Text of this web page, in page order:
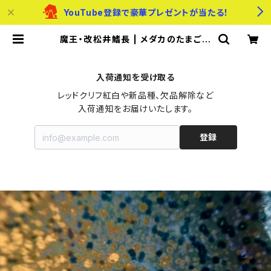
YouTube登録で豪華プレゼントが当たる！
魔王・改松井鰭長 | メダカのたまご屋
入荷通知を受け取る
レッドクリフ紅白や新品種、欠品解除など
入荷通知をお届けいたします。
登録